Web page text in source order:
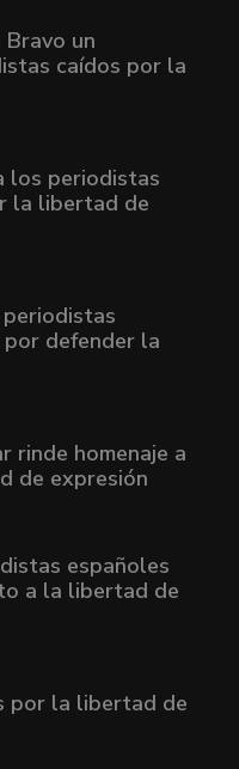
Bravo un
caídos por la
los periodistas
la libertad de
defender la
rinde homenaje a
de expresión
españoles
a la libertad de
por la libertad de